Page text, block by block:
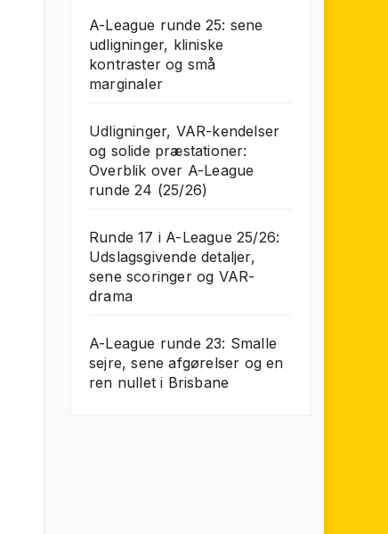
A-League runde 25: sene
udligninger, kliniske
kontraster og små
marginaler
Udligninger, VAR-kendelser
og solide præstationer:
Overblik over A-League
runde 24 (25/26)
Runde 17 i A-League 25/26:
Udslagsgivende detaljer,
sene scoringer og VAR-
drama
A-League runde 23: Smalle
sejre, sene afgørelser og en
ren nullet i Brisbane